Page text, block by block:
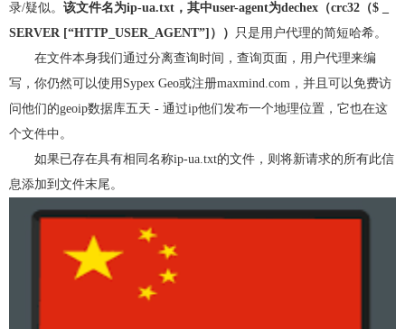
录/疑似。 该文件名为ip-ua.txt，其中user-agent为dechex（crc32（$ _
SERVER [“HTTP_USER_AGENT”]）） 只是用户代理的简短哈希。
在文件本身我们通过分离查询时间，查询页面，用户代理来编
写，你仍然可以使用Sypex Geo或注册maxmind.com，并且可以免费访
问他们的geoip数据库五天 - 通过ip他们发布一个地理位置，它也在这
个文件中。
如果已存在具有相同名称ip-ua.txt的文件，则将新请求的所有此信
息添加到文件末尾。